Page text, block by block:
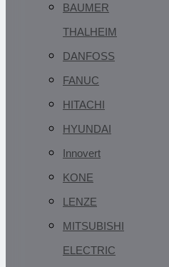
BAUMER
THALHEIM
DANFOSS
FANUC
HITACHI
HYUNDAI
Innovert
KONE
LENZE
MITSUBISHI
ELECTRIC